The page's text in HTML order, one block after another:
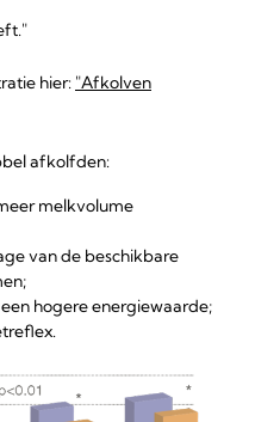
hier: "Afkolven
afkolfden:
melkvolume
van de beschikbare
hogere energiewaarde;